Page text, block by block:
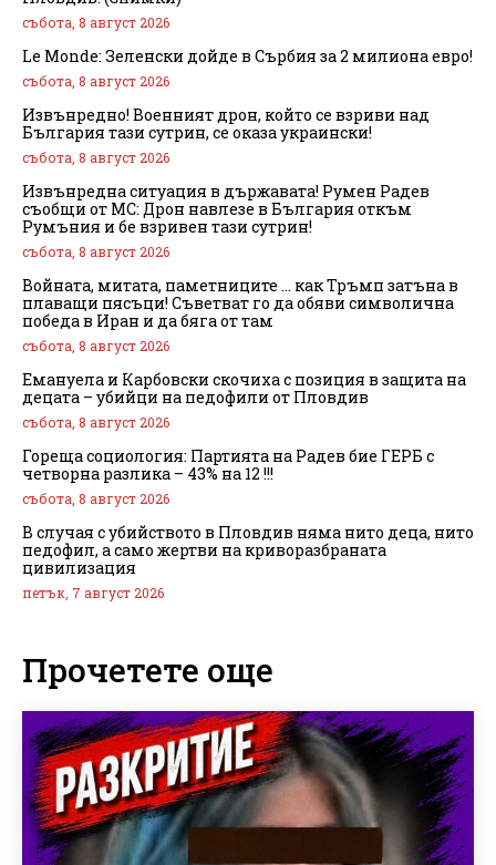
събота, 8 август 2026
Le Monde: Зеленски дойде в Сърбия за 2 милиона евро!
събота, 8 август 2026
Извънредно! Военният дрон, който се взриви над
България тази сутрин, се оказа украински!
събота, 8 август 2026
Извънредна ситуация в държавата! Румен Радев
съобщи от МС: Дрон навлезе в България откъм
Румъния и бе взривен тази сутрин!
събота, 8 август 2026
Войната, митата, паметниците … как Тръмп затъна в
плаващи пясъци! Съветват го да обяви символична
победа в Иран и да бяга от там
събота, 8 август 2026
Емануела и Карбовски скочиха с позиция в защита на
децата – убийци на педофили от Пловдив
събота, 8 август 2026
Гореща социология: Партията на Радев бие ГЕРБ с
четворна разлика – 43% на 12 !!!
събота, 8 август 2026
В случая с убийството в Пловдив няма нито деца, нито
педофил, а само жертви на криворазбраната
цивилизация
петък, 7 август 2026
Прочетете още